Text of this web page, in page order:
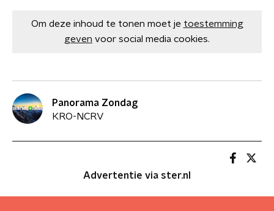
Om deze inhoud te tonen moet je toestemming
geven voor social media cookies.
Panorama Zondag
KRO-NCRV
Advertentie via ster.nl